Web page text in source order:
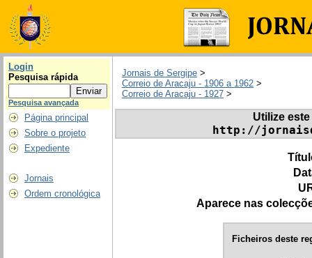
Login
Pesquisa rápida
Pesquisa avançada
Página principal
Sobre o projeto
Expediente
Jornais
Ordem cronológica
Jornais de Sergipe >
Correio de Aracaju - 1906 a 1962 >
Correio de Aracaju - 1927 >
Utilize
http://
Aparece nas
Ficheiros deste